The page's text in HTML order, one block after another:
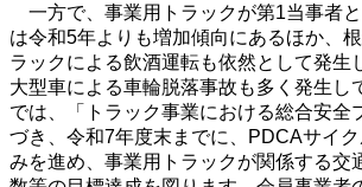
一方で、事業用トラックが第1当事者
は令和5年よりも増加傾向にあるほか、
ラックによる飲酒運転も依然として発生
大型車による車輪脱落事故も多く発生し
では、「トラック事業における総合安全
づき、令和7年度末までに、PDCAサイ
みを進め、事業用トラックが関係する交